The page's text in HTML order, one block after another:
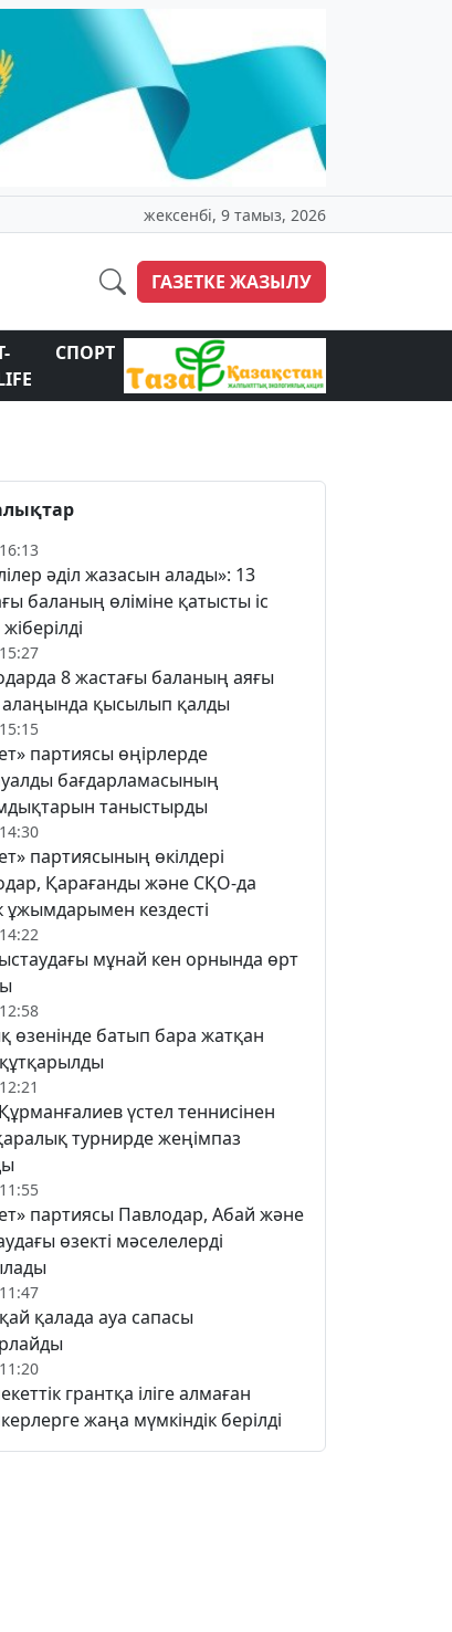
жексенбі, 9 тамыз, 2026
ГАЗЕТКЕ ЖАЗЫЛУ
СПОРТ
әділ жазасын алады»: 13
баланың өліміне қатысты іс
8 жастағы баланың аяғы
қысылып қалды
партиясы өңірлерде
бағдарламасының
таныстырды
партиясының өкілдері
Қарағанды және СҚО-да
ұжымдарымен кездесті
мұнай кен орнында өрт
өзенінде батып бара жатқан
үстел теннисінен
турнирде жеңімпаз
партиясы Павлодар, Абай және
өзекті мәселелерді
қай қалада ауа сапасы
грантқа іліге алмаған
жаңа мүмкіндік берілді